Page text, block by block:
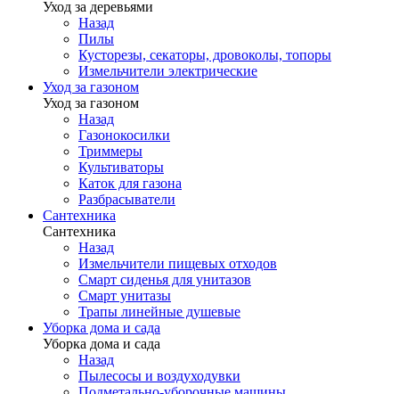
Уход за деревьями
Назад
Пилы
Кусторезы, секаторы, дровоколы, топоры
Измельчители электрические
Уход за газоном
Уход за газоном
Назад
Газонокосилки
Триммеры
Культиваторы
Каток для газона
Разбрасыватели
Сантехника
Сантехника
Назад
Измельчители пищевых отходов
Смарт сиденья для унитазов
Смарт унитазы
Трапы линейные душевые
Уборка дома и сада
Уборка дома и сада
Назад
Пылесосы и воздуходувки